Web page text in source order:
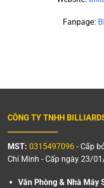
Fanpage:
CÔNG TY TNHH
MST: 0315497096 - Cấp
Chí Minh - Cấp ngày 23/
Văn Phòng & Nhà Máy